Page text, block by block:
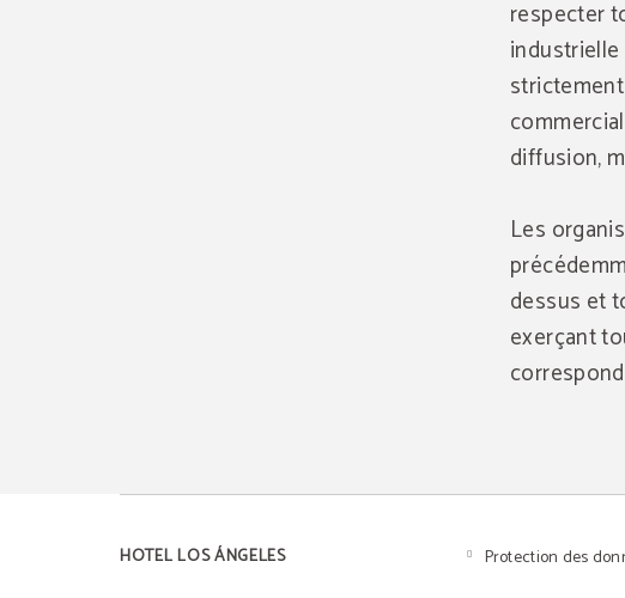
respecter
diffusion,
Les
dessus et
exerçant
HOTEL LOS ÁNGELES Protection des